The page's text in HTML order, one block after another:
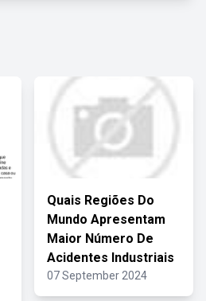
Quais Regiões Do
Mundo Apresentam
Maior Número De
Acidentes Industriais
07 September 2024